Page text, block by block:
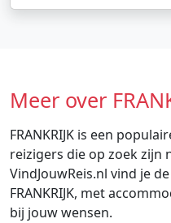
Meer over
FRANKRIJK is een
reizigers die op zoek zijn
VindJouwReis.nl vind je
FRANKRIJK, met
bij jouw wensen.